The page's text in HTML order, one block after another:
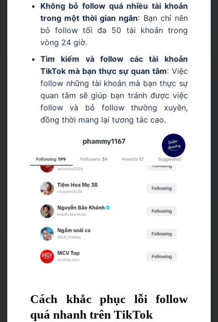
Không bỏ follow quá nhiều tài khoản
trong một thời gian ngắn: Bạn chỉ nên
bỏ follow tối đa 50 tài khoản trong
vòng 24 giờ.
Tìm kiếm và follow các tài khoản
TikTok mà bạn thực sự quan tâm: Việc
follow những tài khoản mà bạn thực sự
quan tâm sẽ giúp bạn tránh được việc
follow và bỏ follow thường xuyên,
đồng thời mang lại tương tác cao.
Cách khắc phục lỗi follow
quá nhanh trên TikTok